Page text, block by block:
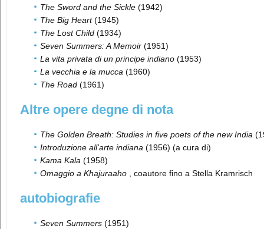
The Sword and the Sickle (1942)
The Big Heart(1945)
The Lost Child (1934)
Seven Summers: A Memoir (1951)
La vita privata di un principe indiano (1953)
La vecchia e la mucca (1960)
The Road (1961)
Altre opere degne di nota
The Golden Breath: Studies in five poets of the new India
Introduzione all'arte indiana (1956) (a cura di)
Kama Kala (1958)
Omaggio a Khajuraaho , coautore fino a Stella Kramrisch
autobiografie
Seven Summers (1951)